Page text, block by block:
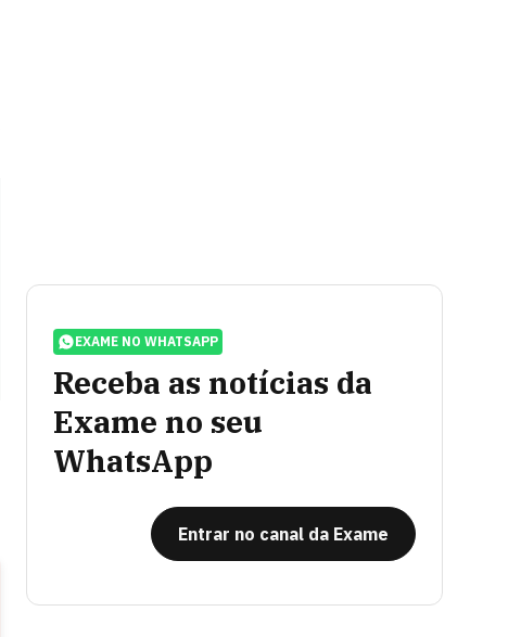
EXAME NO WHATSAPP
Receba as notícias da
Exame no seu
WhatsApp
Entrar no canal da Exame